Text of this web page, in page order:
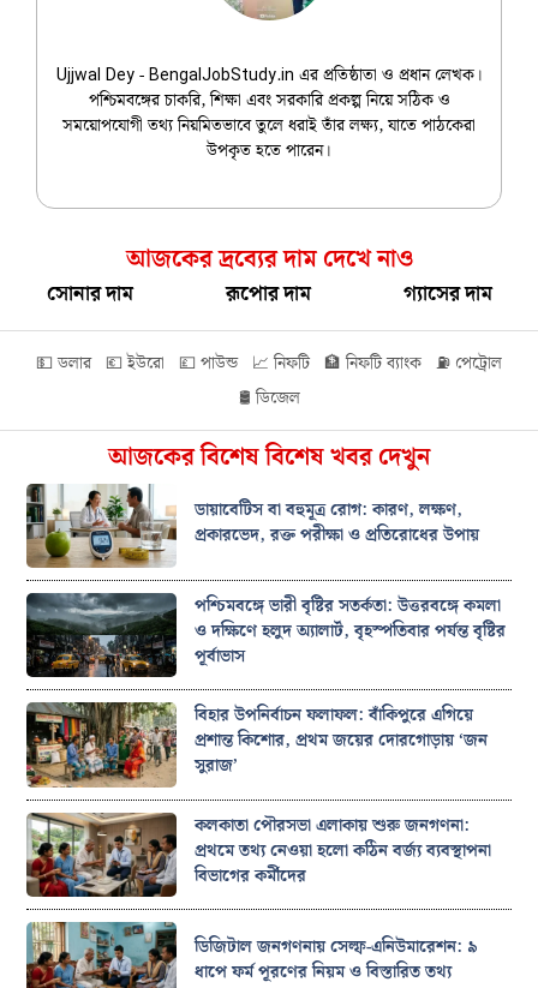
Ujjwal Dey - BengalJobStudy.in এর প্রতিষ্ঠাতা ও প্রধান লেখক।
পশ্চিমবঙ্গের চাকরি, শিক্ষা এবং সরকারি প্রকল্প নিয়ে সঠিক ও
সময়োপযোগী তথ্য নিয়মিতভাবে তুলে ধরাই তাঁর লক্ষ্য, যাতে পাঠকেরা
উপকৃত হতে পারেন।
আজকের দ্রব্যের দাম দেখে নাও
সোনার দাম রূপোর দাম গ্যাসের দাম
💵 ডলার 💶 ইউরো 💷 পাউন্ড 📈 নিফটি 🏦 নিফটি ব্যাংক ⛽ পেট্রোল
🛢️ ডিজেল
আজকের বিশেষ বিশেষ খবর দেখুন
ডায়াবেটিস বা বহুমূত্র রোগ: কারণ, লক্ষণ,
প্রকারভেদ, রক্ত পরীক্ষা ও প্রতিরোধের উপায়
পশ্চিমবঙ্গে ভারী বৃষ্টির সতর্কতা: উত্তরবঙ্গে কমলা
ও দক্ষিণে হলুদ অ্যালার্ট, বৃহস্পতিবার পর্যন্ত বৃষ্টির
পূর্বাভাস
বিহার উপনির্বাচন ফলাফল: বাঁকিপুরে এগিয়ে
প্রশান্ত কিশোর, প্রথম জয়ের দোরগোড়ায় ‘জন
সুরাজ’
কলকাতা পৌরসভা এলাকায় শুরু জনগণনা:
প্রথমে তথ্য নেওয়া হলো কঠিন বর্জ্য ব্যবস্থাপনা
বিভাগের কর্মীদের
ডিজিটাল জনগণনায় সেল্ফ-এনিউমারেশন: ৯
ধাপে ফর্ম পূরণের নিয়ম ও বিস্তারিত তথ্য